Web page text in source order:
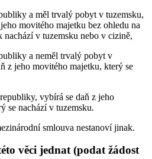
a měl trvalý pobyt v tuzemsku,
movitého majetku bez ohledu na
nachází v tuzemsku nebo v cizině,
a neměl trvalý pobyt v
z jeho movitého majetku, který se
vybírá se daň z jeho
se nachází v tuzemsku.
smlouva nestanoví jinak.
věci jednat (podat žádost